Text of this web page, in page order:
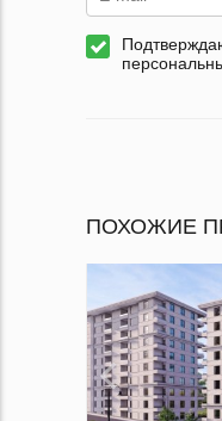
ПОХОЖИЕ